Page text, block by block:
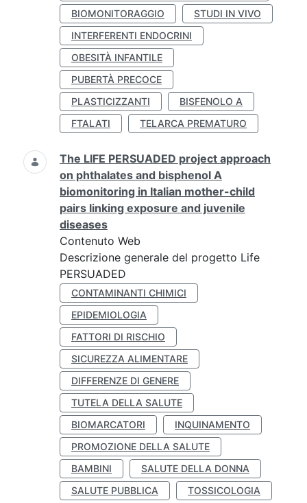
BIOMONITORAGGIO
STUDI IN VIVO
INTERFERENTI ENDOCRINI
OBESITÀ INFANTILE
PUBERTÀ PRECOCE
PLASTICIZZANTI
BISFENOLO A
FTALATI
TELARCA PREMATURO
The LIFE PERSUADED project approach
on phthalates and bisphenol A
biomonitoring in Italian mother-child
pairs linking exposure and juvenile
diseases
Contenuto Web
Descrizione generale del progetto Life
PERSUADED
CONTAMINANTI CHIMICI
EPIDEMIOLOGIA
FATTORI DI RISCHIO
SICUREZZA ALIMENTARE
DIFFERENZE DI GENERE
TUTELA DELLA SALUTE
BIOMARCATORI
INQUINAMENTO
PROMOZIONE DELLA SALUTE
BAMBINI
SALUTE DELLA DONNA
SALUTE PUBBLICA
TOSSICOLOGIA